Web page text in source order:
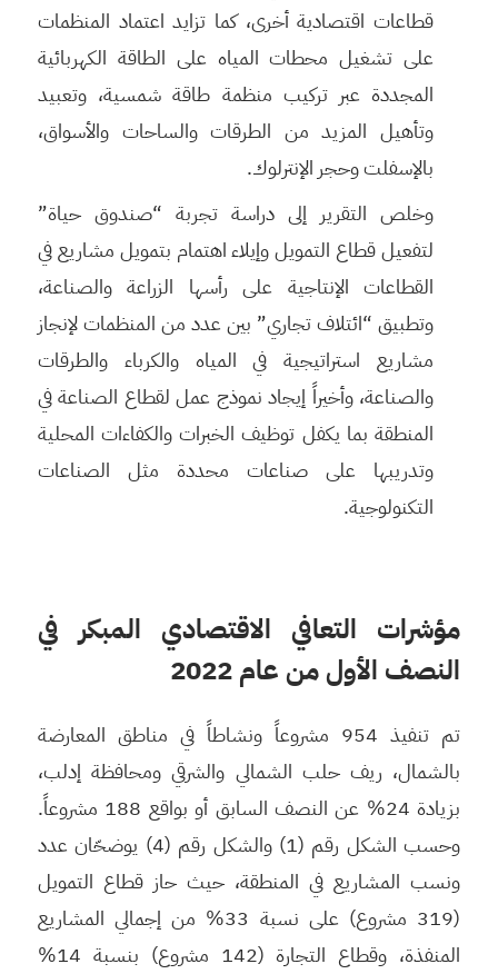
قطاعات اقتصادية أخرى، كما تزايد اعتماد المنظمات
على تشغيل محطات المياه على الطاقة الكهربائية
المجددة عبر تركيب منظمة طاقة شمسية، وتعبيد
وتأهيل المزيد من الطرقات والساحات والأسواق،
بالإسفلت وحجر الإنترلوك.
وخلص التقرير إلى دراسة تجربة “صندوق حياة”
لتفعيل قطاع التمويل وإيلاء اهتمام بتمويل مشاريع في
القطاعات الإنتاجية على رأسها الزراعة والصناعة،
وتطبيق “ائتلاف تجاري” بين عدد من المنظمات لإنجاز
مشاريع استراتيجية في المياه والكرباء والطرقات
والصناعة، وأخيراً إيجاد نموذج عمل لقطاع الصناعة في
المنطقة بما يكفل توظيف الخبرات والكفاءات المحلية
وتدريبها على صناعات محددة مثل الصناعات
التكنولوجية.
مؤشرات التعافي الاقتصادي المبكر في
النصف الأول من عام2022
تم تنفيذ 954 مشروعاً ونشاطاً في مناطق المعارضة
بالشمال، ريف حلب الشمالي والشرقي ومحافظة إدلب،
بزيادة 24% عن النصف السابق أو بواقع 188 مشروعاً.
وحسب الشكل رقم (1) والشكل رقم (4) يوضحّان عدد
ونسب المشاريع في المنطقة، حيث حاز قطاع التمويل
(319 مشروع) على نسبة 33% من إجمالي المشاريع
المنفذة، وقطاع التجارة (142 مشروع) بنسبة 14%